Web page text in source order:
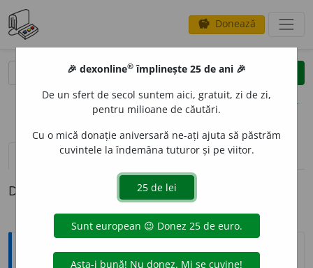
savings Donează
clear
opțiuni
definiții (1)
Definiția cu ID-ul 1241151:
Explicative DEX
🎉 dexonline® împlinește 25 de ani 🎉
De un sfert de secol suntem aici, gratuit, zi de zi,
pentru milioane de căutări.
Cu o mică donație aniversară ne-ați ajuta să păstrăm
cuvintele la îndemâna tuturor și pe viitor.